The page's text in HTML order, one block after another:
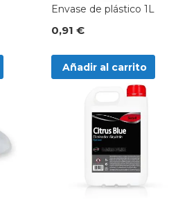
Envase de plástico 1L
0,91 €
Añadir al carrito